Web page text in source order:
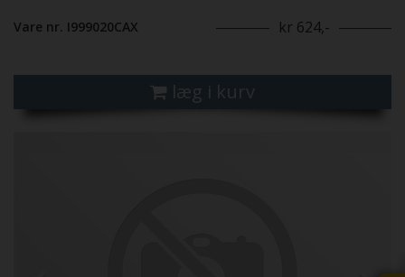
Vare nr. I999020CAX kr 624,-
læg i kurv